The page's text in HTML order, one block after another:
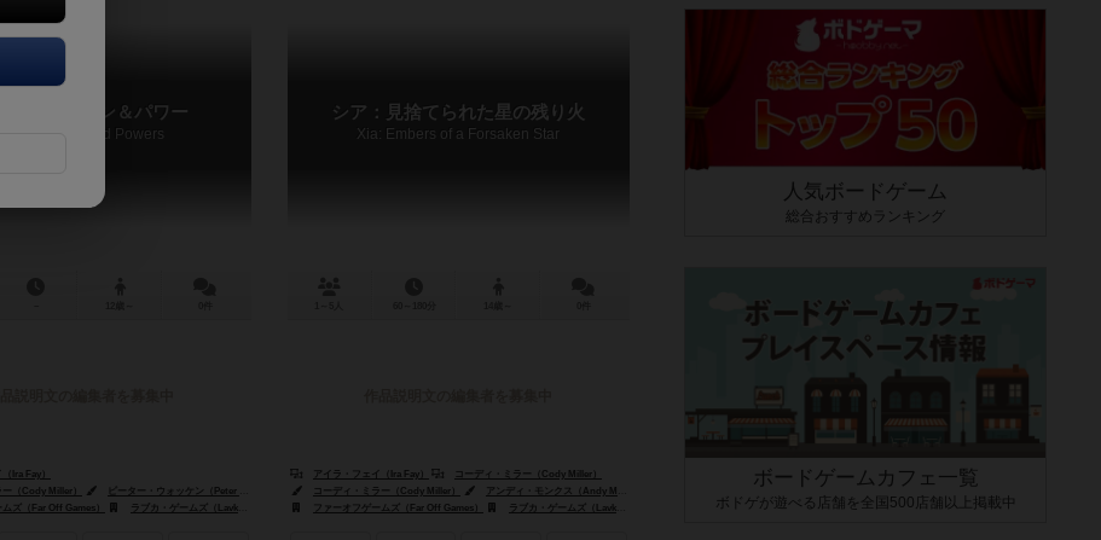
ムズ（Maldito Games）
：ミッション＆パワー
Xia: Missions and Powers
Ira Fay）
（Cody Miller）
ピーター・ウォッケン（Peter Wocken）
ズ（Far Off Games）
ラブカ・ゲームズ（Lavka Games） マルディタ ゲームズ（Maldito Games）
シア：見捨てられた星の残り火
Xia: Embers of a Forsaken Star
アイラ・フェイ（Ira Fay）
コーディ・ミラー（Cody Miller）
コーディ・ミラー（Cody Miller）
アンディ・モンクス（Andy Monks）
ファーオフゲームズ（Far Off Games）
ラブカ・ゲームズ（Lavka Games） マルディタ ゲームズ（Maldito Games）
人気ボードゲーム
総合おすすめランキング
ボードゲームカフェ一覧
ボドゲが遊べる店舗を全国500店舗以上掲載中